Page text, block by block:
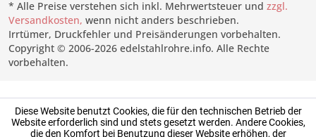
* Alle Preise verstehen sich inkl. Mehrwertsteuer und zzgl.
Versandkosten, wenn nicht anders beschrieben.
Irrtümer, Druckfehler und Preisänderungen vorbehalten.
Copyright © 2006-2026 edelstahlrohre.info. Alle Rechte
vorbehalten.
Diese Website benutzt Cookies, die für den technischen Betrieb der
Website erforderlich sind und stets gesetzt werden. Andere Cookies,
die den Komfort bei Benutzung dieser Website erhöhen, der